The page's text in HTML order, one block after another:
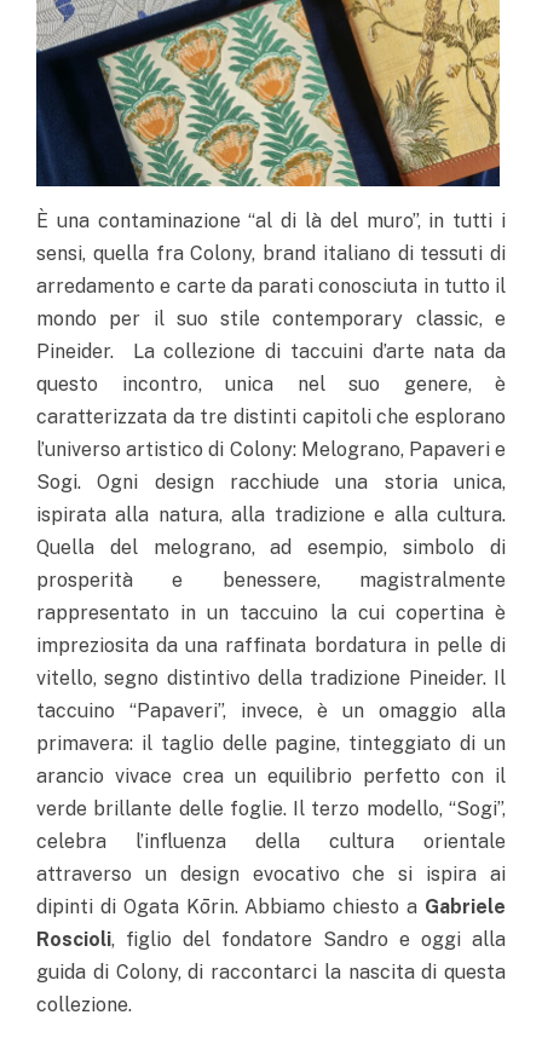
È una contaminazione “al di là del muro”, in tutti i
sensi, quella fra Colony, brand italiano di tessuti di
arredamento e carte da parati conosciuta in tutto il
mondo per il suo stile contemporary classic, e
Pineider. La collezione di taccuini d’arte nata da
questo incontro, unica nel suo genere, è
caratterizzata da tre distinti capitoli che esplorano
l’universo artistico di Colony: Melograno, Papaveri e
Sogi. Ogni design racchiude una storia unica,
ispirata alla natura, alla tradizione e alla cultura.
Quella del melograno, ad esempio, simbolo di
prosperità e benessere, magistralmente
rappresentato in un taccuino la cui copertina è
impreziosita da una raffinata bordatura in pelle di
vitello, segno distintivo della tradizione Pineider. Il
taccuino “Papaveri”, invece, è un omaggio alla
primavera: il taglio delle pagine, tinteggiato di un
arancio vivace crea un equilibrio perfetto con il
verde brillante delle foglie. Il terzo modello, “Sogi”,
celebra l’influenza della cultura orientale
attraverso un design evocativo che si ispira ai
dipinti di Ogata Kōrin. Abbiamo chiesto a Gabriele
Roscioli, figlio del fondatore Sandro e oggi alla
guida di Colony, di raccontarci la nascita di questa
collezione.